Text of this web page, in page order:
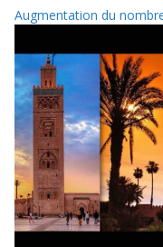
Augmentation du